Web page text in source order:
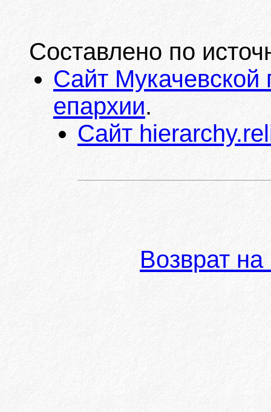
Составлено по
Сайт Мукачевской
епархии.
Сайт
Возврат